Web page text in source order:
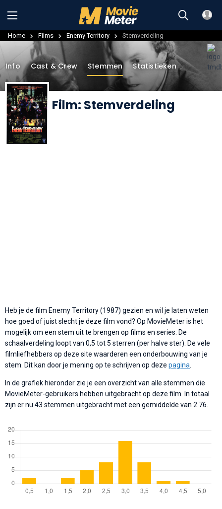
Home Films Enemy Territory Stemverdeling
Film: Stemverdeling
Info Cast & Crew Stemmen Statistieken
Heb je de film Enemy Territory (1987) gezien en wil je laten weten
hoe goed of juist slecht je deze film vond? Op MovieMeter is het
mogelijk om een stem uit te brengen op films en series. De
schaalverdeling loopt van 0,5 tot 5 sterren (per halve ster). De vele
filmliefhebbers op deze site waarderen een onderbouwing van je
stem. Dit kan door je mening op te schrijven op deze pagina
In de grafiek hieronder zie je een overzicht van alle stemmen die
MovieMeter-gebruikers hebben uitgebracht op deze film. In totaal
zijn er nu 43 stemmen uitgebracht met een gemiddelde van 2.76.